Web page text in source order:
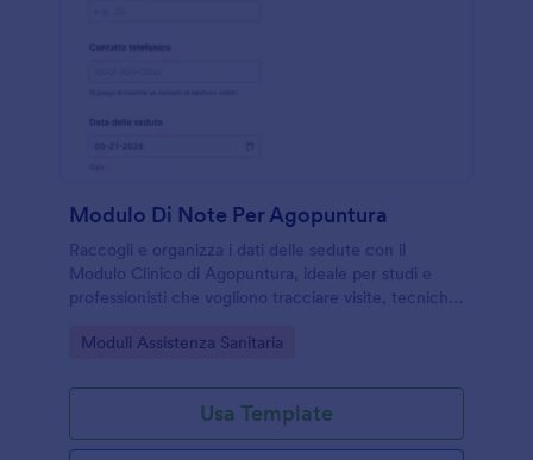
Modulo Di Note Per Agopuntura
Raccogli e organizza i dati delle sedute con il
Modulo Clinico di Agopuntura, ideale per studi e
professionisti che vogliono tracciare visite, tecniche
Go to Category:
Moduli Assistenza Sanitaria
Usa Template